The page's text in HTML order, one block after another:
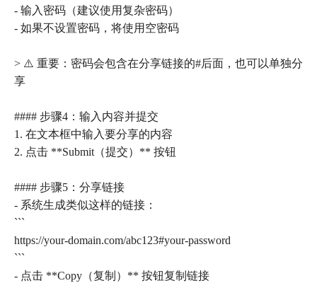
- 输入密码（建议使用复杂密码）
- 如果不设置密码，将使用空密码
> ⚠️ 重要：密码会包含在分享链接的#后面，也可以单独分
享
#### 步骤4：输入内容并提交
1. 在文本框中输入要分享的内容
2. 点击 **Submit（提交）** 按钮
#### 步骤5：分享链接
- 系统生成类似这样的链接：
```
https://your-domain.com/abc123#your-password
```
- 点击 **Copy（复制）** 按钮复制链接